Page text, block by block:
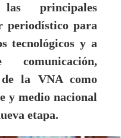
principales
periodístico para
tecnológicos y a
la VNA como
y medio nacional
etapa.